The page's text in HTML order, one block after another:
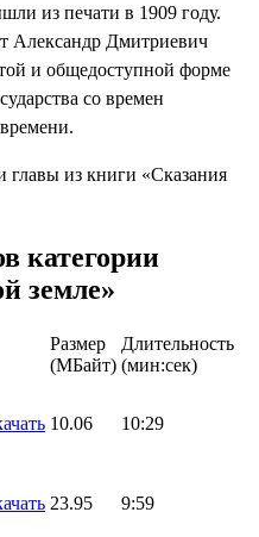
из печати в 1909 году.
Александр Дмитриевич
и общедоступной форме
со времен
из книги «Сказания
категории
земле»
Размер
(MБайт)
Длительность
(мин:сек)
10.06 10:29
23.95 9:59